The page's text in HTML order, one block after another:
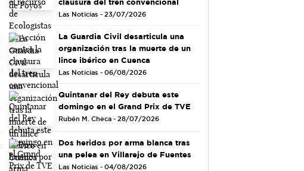
clausura del tren convencional
Las Noticias - 23/07/2026
La Guardia Civil desarticula una
organización tras la muerte de un
lince ibérico en Cuenca
Las Noticias - 06/08/2026
Quintanar del Rey debuta este
domingo en el Grand Prix de TVE
Rubén M. Checa - 28/07/2026
Dos heridos por arma blanca tras
una pelea en Villarejo de Fuentes
Las Noticias - 04/08/2026